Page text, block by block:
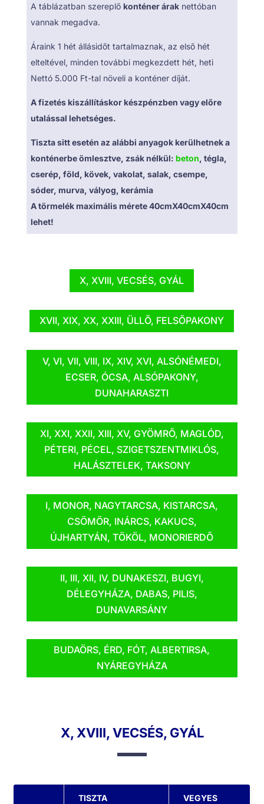
A táblázatban szereplő konténer áraknettóban
vannak megadva.
Áraink 1 hét állásidőt tartalmaznak, az első hét
elteltével, minden további megkezdett hét, heti
Nettó 5.000 Ft-tal növeli a konténer díját.
A fizetés kiszállításkor készpénzben vagy előre
utalással lehetséges.
Tiszta sitt esetén az alábbi anyagok kerülhetnek a
konténerbe ömlesztve, zsák nélkül: beton, tégla,
cserép, föld, kövek, vakolat, salak, csempe,
sóder, murva, vályog, kerámia
A törmelék maximális mérete 40cmX40cmX40cm
lehet!
X, XVIII, VECSÉS, GYÁL
XVII, XIX, XX, XXIII, ÜLLŐ, FELSŐPAKONY
V, VI, VII, VIII, IX, XIV, XVI, ALSÓNÉMEDI,
ECSER, ÓCSA, ALSÓPAKONY,
DUNAHARASZTI
XI, XXI, XXII, XIII, XV, GYÖMRŐ, MAGLÓD,
PÉTERI, PÉCEL, SZIGETSZENTMIKLÓS,
HALÁSZTELEK, TAKSONY
I, MONOR, NAGYTARCSA, KISTARCSA,
CSÖMÖR, INÁRCS, KAKUCS,
ÚJHARTYÁN, TÖKÖL, MONORIERDŐ
II, III, XII, IV, DUNAKESZI, BUGYI,
DÉLEGYHÁZA, DABAS, PILIS,
DUNAVARSÁNY
BUDAÖRS, ÉRD, FÓT, ALBERTIRSA,
NYÁREGYHÁZA
X, XVIII, VECSÉS, GYÁL
TISZTA VEGYES